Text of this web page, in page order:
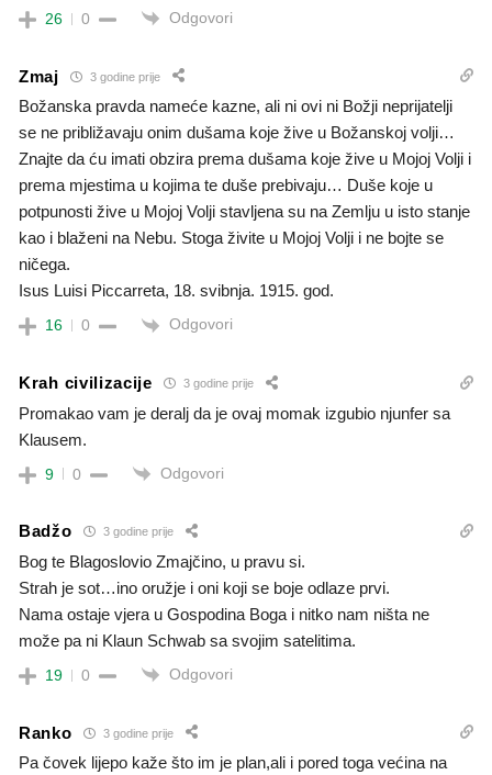
26 0 Odgovori
Zmaj 3 godine prije
Božanska pravda nameće kazne, ali ni ovi ni Božji neprijatelji
se ne približavaju onim dušama koje žive u Božanskoj volji…
Znajte da ću imati obzira prema dušama koje žive u Mojoj Volji i
prema mjestima u kojima te duše prebivaju… Duše koje u
potpunosti žive u Mojoj Volji stavljena su na Zemlju u isto stanje
kao i blaženi na Nebu. Stoga živite u Mojoj Volji i ne bojte se
ničega.
Isus Luisi Piccarreta, 18. svibnja. 1915. god.
16 0 Odgovori
Krah civilizacije 3 godine prije
Promakao vam je deralj da je ovaj momak izgubio njunfer sa
Klausem.
9 0 Odgovori
Badžo 3 godine prije
Bog te Blagoslovio Zmajčino, u pravu si.
Strah je sot…ino oružje i oni koji se boje odlaze prvi.
Nama ostaje vjera u Gospodina Boga i nitko nam ništa ne
može pa ni Klaun Schwab sa svojim satelitima.
19 0 Odgovori
Ranko 3 godine prije
Pa čovek lijepo kaže što im je plan,ali i pored toga većina na